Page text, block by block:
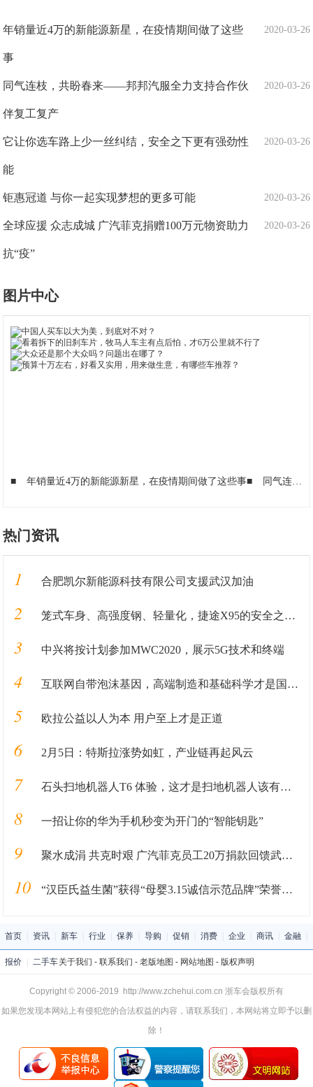
2020-03-26
年销量近4万的新能源新星，在疫情期间做了这些
事
2020-03-26
同气连枝，共盼春来——邦邦汽服全力支持合作伙
伴复工复产
2020-03-26
它让你选车路上少一丝纠结，安全之下更有强劲性
能
2020-03-26
钜惠冠道 与你一起实现梦想的更多可能
2020-03-26
全球应援 众志成城 广汽菲克捐赠100万元物资助力
抗“疫”
图片中心
■ 年销量近4万的新能源新星，在疫情期间做了这些事■ 同气连枝，共盼春来——邦邦汽服全力支持合作伙伴复工复产
热门资讯
1 合肥凯尔新能源科技有限公司支援武汉加油
2 笼式车身、高强度钢、轻量化，捷途X95的安全之“道”
3 中兴将按计划参加MWC2020，展示5G技术和终端
4 互联网自带泡沫基因，高端制造和基础科学才是国之重器
5 欧拉公益以人为本 用户至上才是正道
6 2月5日：特斯拉涨势如虹，产业链再起风云
7 石头扫地机器人T6 体验，这才是扫地机器人该有的样子
8 一招让你的华为手机秒变为开门的“智能钥匙”
9 聚水成涓 共克时艰 广汽菲克员工20万捐款回馈武汉抗疫一线
10 “汉臣氏益生菌”获得“母婴3.15诚信示范品牌”荣誉称号——购买无忧，消费放心！
首页 资讯 新车 行业 保养 导购 促销 消费 企业 商讯 金融
报价 二手车关于我们 - 联系我们 - 老版地图 - 网站地图 - 版权声明
Copyright © 2006-2019 http://www.zchehui.com.cn 浙车会版权所有
如果您发现本网站上有侵犯您的合法权益的内容，请联系我们，本网站将立即予以删
除！